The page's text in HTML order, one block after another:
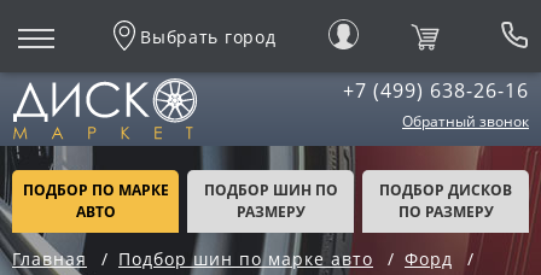
Выбрать город
+7 (499) 638-26-16
Обратный звонок
ПОДБОР ПО МАРКЕ
АВТО
ПОДБОР ШИН ПО
РАЗМЕРУ
ПОДБОР ДИСКОВ
ПО РАЗМЕРУ
Главная Подбор шин по марке авто
Форд